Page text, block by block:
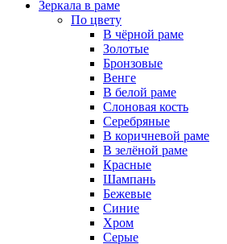
Зеркала в раме
По цвету
В чёрной раме
Золотые
Бронзовые
Венге
В белой раме
Слоновая кость
Серебряные
В коричневой раме
В зелёной раме
Красные
Шампань
Бежевые
Синие
Хром
Серые